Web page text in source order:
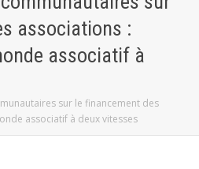
associations :
associatif à
sur le financement des
associatif à deux vitesses